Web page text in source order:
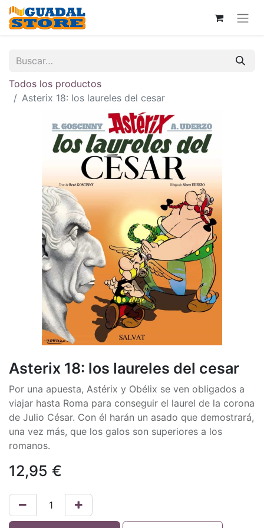
Todos los productos
Asterix 18: los laureles del cesar
Asterix 18: los laureles del cesar
Por una apuesta, Astérix y Obélix se ven obligados a
viajar hasta Roma para conseguir el laurel de la corona
de Julio César. Con él harán un asado que demostrará,
una vez más, que los galos son superiores a los
romanos.
12,95 €